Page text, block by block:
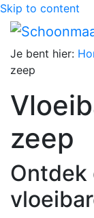
Skip to content
Je bent hier:
zeep
zeep
Ontdek